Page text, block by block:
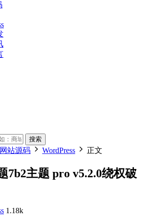
搜索
网站源码 WordPress 正文
7b2主题 pro v5.2.0绕权破
1.18k